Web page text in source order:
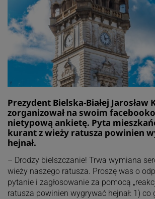
Prezydent Bielska-Białej Jarosław
zorganizował na swoim
nietypową ankietę. Pyta
kurant z wieży ratusza powinien
hejnał.
– Drodzy bielszczanie! Trwa wymiana
wieży naszego ratusza. Proszę was o
pytanie i zagłosowanie za pomocą
ratusza powinien wygrywać hejnał: 1) co